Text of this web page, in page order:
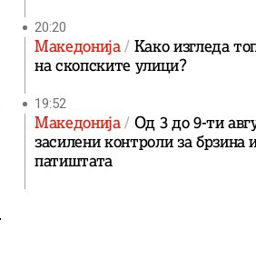
20:20
Македонија Како изгледа
на скопските улици?
19:52
Македонија Од 3 до 9-ти
засилени контроли за брзина
патиштата